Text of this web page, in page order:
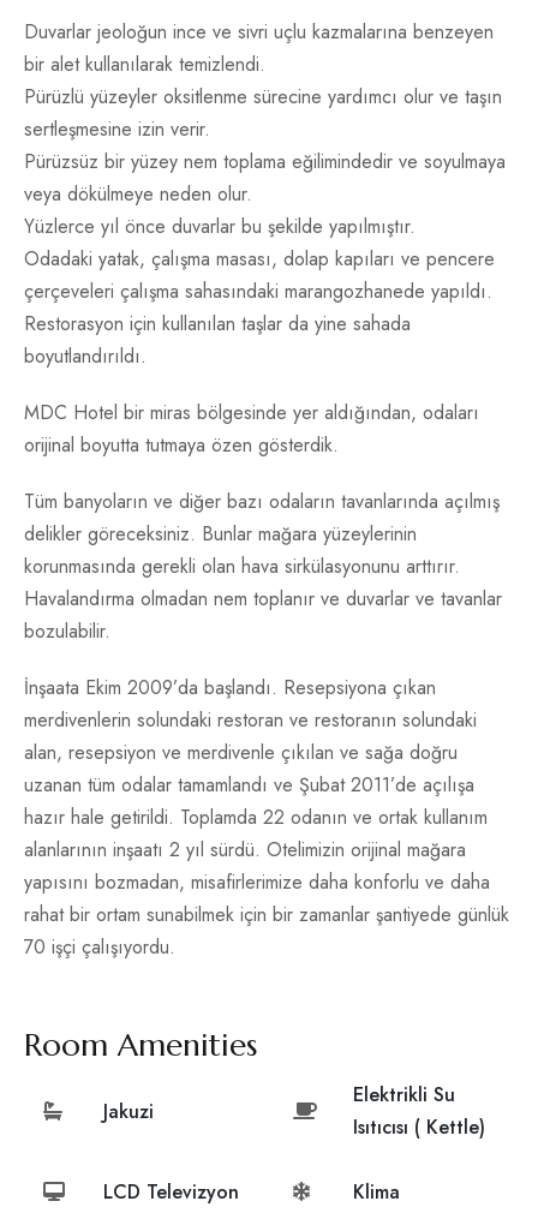
Duvarlar jeoloğun ince ve sivri uçlu kazmalarına benzeyen
bir alet kullanılarak temizlendi.
Pürüzlü yüzeyler oksitlenme sürecine yardımcı olur ve taşın
sertleşmesine izin verir.
Pürüzsüz bir yüzey nem toplama eğilimindedir ve soyulmaya
veya dökülmeye neden olur.
Yüzlerce yıl önce duvarlar bu şekilde yapılmıştır.
Odadaki yatak, çalışma masası, dolap kapıları ve pencere
çerçeveleri çalışma sahasındaki marangozhanede yapıldı.
Restorasyon için kullanılan taşlar da yine sahada
boyutlandırıldı.
MDC Hotel bir miras bölgesinde yer aldığından, odaları
orijinal boyutta tutmaya özen gösterdik.
Tüm banyoların ve diğer bazı odaların tavanlarında açılmış
delikler göreceksiniz. Bunlar mağara yüzeylerinin
korunmasında gerekli olan hava sirkülasyonunu arttırır.
Havalandırma olmadan nem toplanır ve duvarlar ve tavanlar
bozulabilir.
İnşaata Ekim 2009’da başlandı. Resepsiyona çıkan
merdivenlerin solundaki restoran ve restoranın solundaki
alan, resepsiyon ve merdivenle çıkılan ve sağa doğru
uzanan tüm odalar tamamlandı ve Şubat 2011’de açılışa
hazır hale getirildi. Toplamda 22 odanın ve ortak kullanım
alanlarının inşaatı 2 yıl sürdü. Otelimizin orijinal mağara
yapısını bozmadan, misafirlerimize daha konforlu ve daha
rahat bir ortam sunabilmek için bir zamanlar şantiyede günlük
70 işçi çalışıyordu.
Room Amenities
Jakuzi
Elektrikli Su
Isıtıcısı ( Kettle)
LCD Televizyon Klima